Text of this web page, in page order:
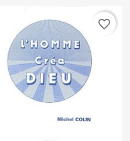
favorite_border